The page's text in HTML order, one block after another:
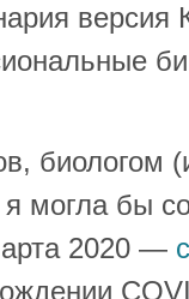
версия
биологом
могла бы
2020 —